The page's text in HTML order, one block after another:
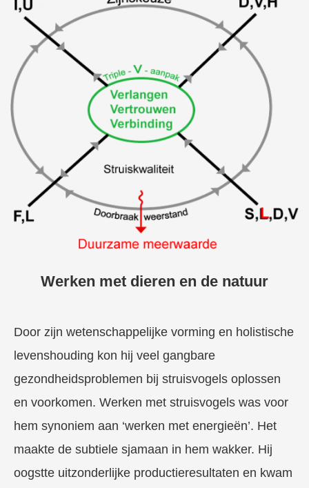
Werken met dieren en de natuur
Door zijn wetenschappelijke vorming en holistische
levenshouding kon hij veel gangbare
gezondheidsproblemen bij struisvogels oplossen
en voorkomen. Werken met struisvogels was voor
hem synoniem aan ‘werken met energieën’. Het
maakte de subtiele sjamaan in hem wakker. Hij
oogstte uitzonderlijke productieresultaten en kwam